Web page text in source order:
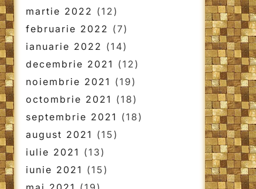
martie 2022 (12)
februarie 2022 (7)
ianuarie 2022 (14)
decembrie 2021 (12)
noiembrie 2021 (19)
octombrie 2021 (18)
septembrie 2021 (18)
august 2021 (15)
iulie 2021 (13)
iunie 2021 (15)